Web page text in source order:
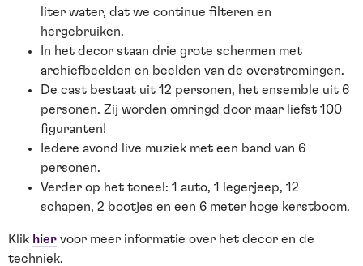
liter water, dat we continue filteren en
hergebruiken.
In het decor staan drie grote schermen met
archiefbeelden en beelden van de overstromingen.
De cast bestaat uit 12 personen, het ensemble uit 6
personen. Zij worden omringd door maar liefst 100
figuranten!
Iedere avond live muziek met een band van 6
personen.
Verder op het toneel: 1 auto, 1 legerjeep, 12
schapen, 2 bootjes en een 6 meter hoge kerstboom.
Klik hier voor meer informatie over het decor en de
techniek.